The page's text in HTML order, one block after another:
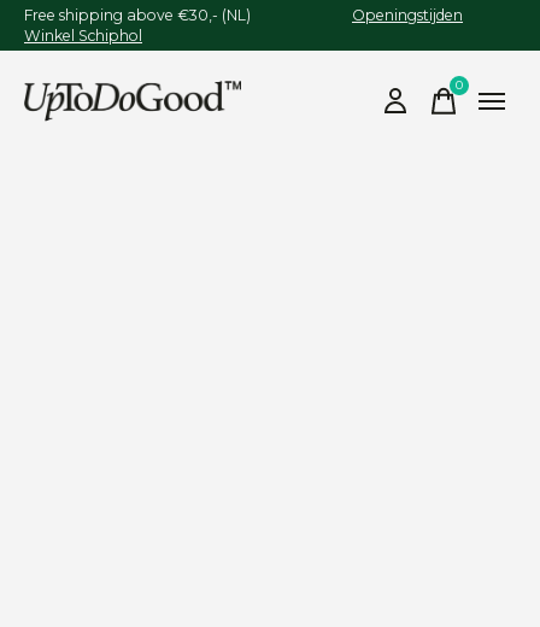
Free shipping above €30,- (NL) Openingstijden
Winkel Schiphol
0items